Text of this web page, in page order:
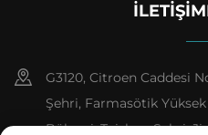
G3120, Citroen Caddesi
Şehri, Farmasötik
Bölgesi, Taizhou Şehri,